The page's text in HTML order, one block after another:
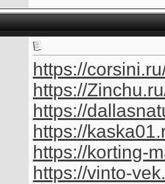
https://
https://
https://
https://
https://korting-
https://vinto-